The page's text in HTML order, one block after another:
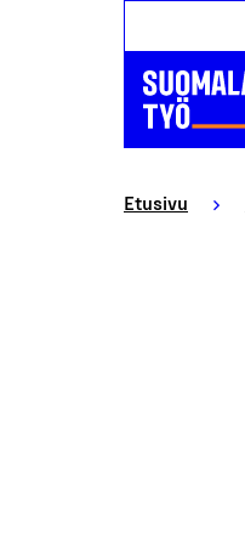
Etusivu